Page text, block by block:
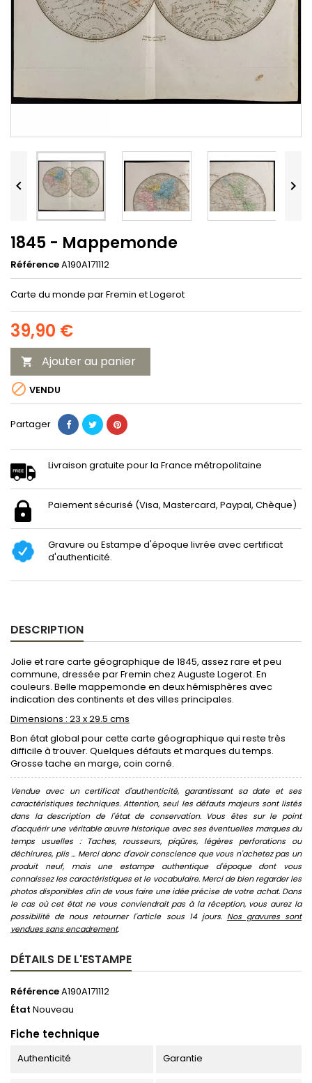
 
1845 - Mappemonde
RéférenceA190A171112
Carte du monde par Fremin et Logerot
39,90 €
 Ajouter au panier
 VENDU
Partager
Livraison gratuite pour la France métropolitaine
Paiement sécurisé (Visa, Mastercard, Paypal, Chèque)
Gravure ou Estampe d'époque livrée avec certificat
d'authenticité.
DESCRIPTION
Jolie et rare carte géographique de 1845, assez rare et peu
commune, dressée par Fremin chez Auguste Logerot. En
couleurs. Belle mappemonde en deux hémisphères avec
indication des continents et des villes principales.
Dimensions : 23 x 29.5 cms
Bon état global pour cette carte géographique qui reste très
difficile à trouver. Quelques défauts et marques du temps.
Grosse tache en marge, coin corné.
Vendue avec un certificat d'authenticité, garantissant sa date et ses
caractéristiques techniques. Attention, seul les défauts majeurs sont listés
dans la description de l'état de conservation. Vous êtes sur le point
d'acquérir une véritable œuvre historique avec ses éventuelles marques du
temps usuelles : Taches, rousseurs, piqûres, légères perforations ou
déchirures, plis ... Merci donc d'avoir conscience que vous n'achetez pas un
produit neuf, mais une estampe authentique d'époque dont vous
connaissez les caractéristiques et le vocabulaire. Merci de bien regarder les
photos disponibles afin de vous faire une idée précise de votre achat. Dans
le cas où cet état ne vous conviendrait pas à la réception, vous aurez la
possibilité de nous retourner l'article sous 14 jours. Nos gravures sont
vendues sans encadrement.
DÉTAILS DE L'ESTAMPE
RéférenceA190A171112
État Nouveau
Fiche technique
Authenticité Garantie